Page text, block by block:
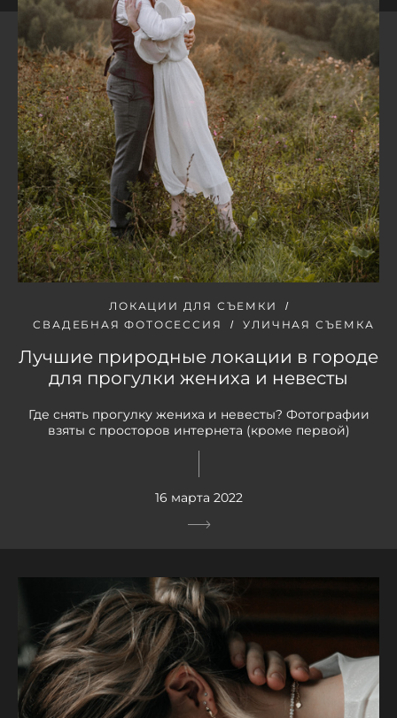
ЛОКАЦИИ ДЛЯ СЪЕМКИ
СВАДЕБНАЯ ФОТОСЕССИЯ
УЛИЧНАЯ СЪЕМКА
Лучшие природные локации в городе
для прогулки жениха и невесты
Где снять прогулку жениха и невесты? Фотографии
взяты с просторов интернета (кроме первой)
16 марта 2022